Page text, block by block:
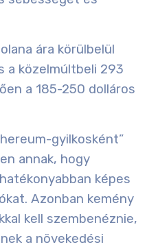
ára körülbelül
a közelmúltbeli 293
a 185-250 dolláros
gyilkosként”
annak, hogy
képes
Azonban kemény
kell szembenéznie,
a növekedési